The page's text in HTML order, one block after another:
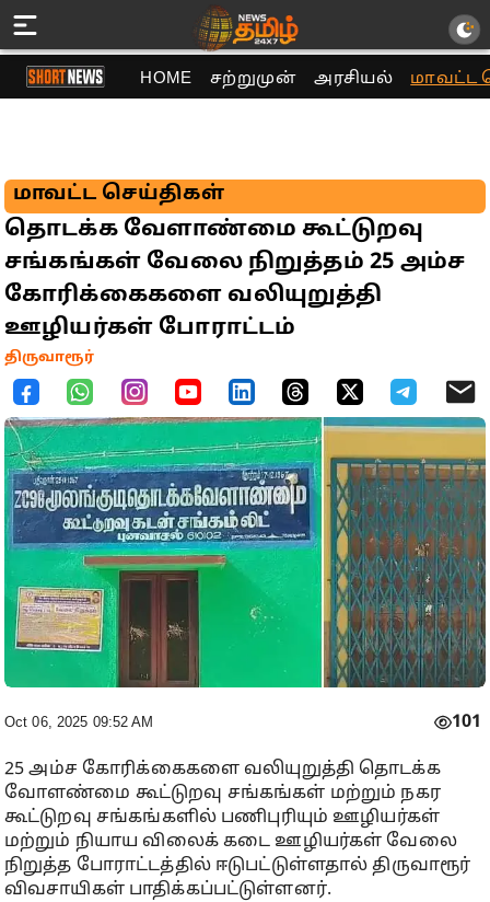
HOME சற்றுமுன் அரசியல் மாவட்ட
மாவட்ட செய்திகள்
தொடக்க வேளாண்மை கூட்டுறவு
சங்கங்கள் வேலை நிறுத்தம் 25 அம்ச
கோரிக்கைகளை வலியுறுத்தி
ஊழியர்கள் போராட்டம்
திருவாரூர்
Oct 06, 2025 09:52 AM 101
25 அம்ச கோரிக்கைகளை வலியுறுத்தி தொடக்க
வோளண்மை கூட்டுறவு சங்கங்கள் மற்றும் நகர
கூட்டுறவு சங்கங்களில் பணிபுரியும் ஊழியர்கள்
மற்றும் நியாய விலைக் கடை ஊழியர்கள் வேலை
நிறுத்த போராட்டத்தில் ஈடுபட்டுள்ளதால் திருவாரூர்
விவசாயிகள் பாதிக்கப்பட்டுள்ளனர்.